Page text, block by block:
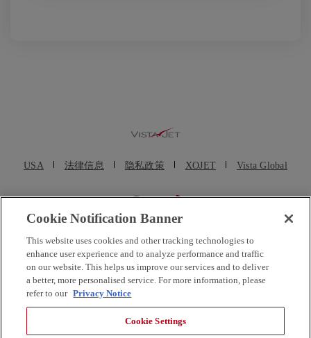
USA 法律信息 隐私政策 XOJET Vista Global
航空服务咨询有限公司) 2025. 维思达公务机、维思达、维思达公务机标志
均为维思达公务机的注册商标。保留所有权利。维思达公务机及其子公司
都不是直接的美国航空承运人。VistaJet US Inc. 和维思达公务机移动在线
服务有限公司均为临时包机代理商，不运营公务机。VistaJet Limited 是一
家在马耳他成立的欧洲航空公司，持有马耳他航空运营人合格证编号 MT-
17，运营 9H 注册公务机，公司编号为 C 55231。VistaJet 自有飞机及在美
Cookie Notification Banner
This website uses cookies and other tracking technologies to
enhance user experience and to analyze performance and traffic
on our website. This helps us improve our services and to deliver
a better, more personalised service. For more information, please
refer to our Privacy Notice
Cookie Settings